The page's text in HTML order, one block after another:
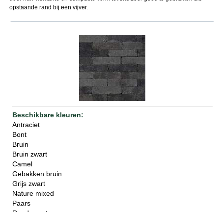
opstaande rand bij een vijver.
Antraciet
Bont
Bruin
Bruin zwart
Camel
Gebakken bruin
Grijs zwart
Nature mixed
Paars